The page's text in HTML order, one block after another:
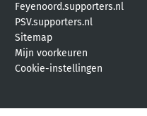
Feyenoord.supporters.nl
PSV.supporters.nl
Sitemap
Mijn voorkeuren
Cookie-instellingen